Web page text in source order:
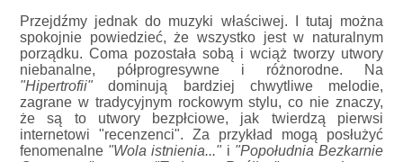
Przejdźmy jednak do muzyki właściwej. I tutaj można
spokojnie powiedzieć, że wszystko jest w naturalnym
porządku. Coma pozostała sobą i wciąż tworzy utwory
niebanalne, półprogresywne i różnorodne. Na
"Hipertrofii"dominują bardziej chwytliwe melodie,
zagrane w tradycyjnym rockowym stylu, co nie znaczy,
że są to utwory bezpłciowe, jak twierdzą pierwsi
internetowi "recenzenci". Za przykład mogą posłużyć
fenomenalne "Wola istnienia..."i "Popołudnia Bezkarnie